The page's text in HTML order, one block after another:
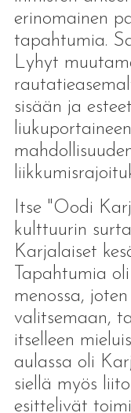
erinomainen
tapahtumia.
Lyhyt
sisään ja
Itse "Oodi
kulttuurin
Karjalaiset
Tapahtumia
menossa,
valitsemaan,
itselleen
aulassa oli
siellä myös
esittelivät